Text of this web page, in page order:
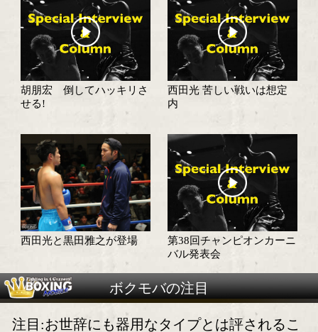
5月度MVPはミドル統一の西田光
これぞ男と男の殴り合い!5 日本ミドル級、ど
の王者か